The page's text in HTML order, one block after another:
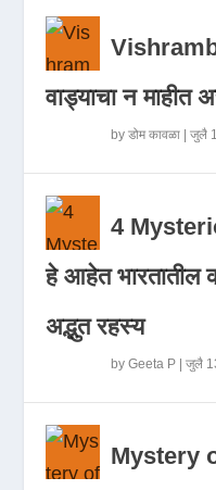
वाड्याचा न माहीत
byडोम कावळा |जुलै
4
हे आहेत भारतातील
अद्भुत रहस्य
byGeeta P |जुलै
Mystery